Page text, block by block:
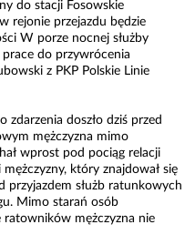
do stacji Fosowskie
rejonie przejazdu będzie
W porze nocnej służby
do przywrócenia
z PKP Polskie Linie
zdarzenia doszło dziś przed
mężczyzna mimo
wprost pod pociąg relacji
który znajdował się
przyjazdem służb ratunkowych
Mimo starań osób
ratowników mężczyzna nie